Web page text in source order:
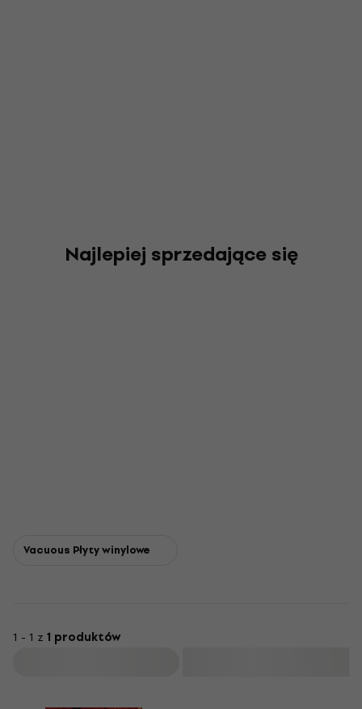
Najlepiej sprzedające się
Vacuous Płyty winylowe
1 - 1 z 1 produktów